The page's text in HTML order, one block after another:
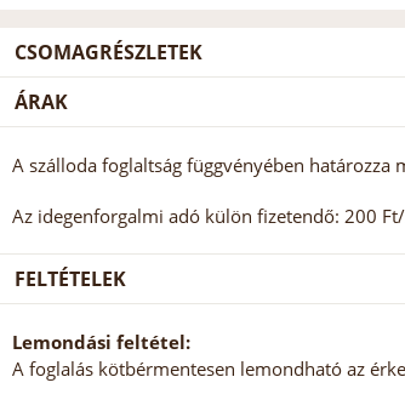
CSOMAGRÉSZLETEK
ÁRAK
A szálloda foglaltság függvényében határozza
Az idegenforgalmi adó külön fizetendő: 200
FELTÉTELEK
Lemondási feltétel:
A foglalás kötbérmentesen lemondható az